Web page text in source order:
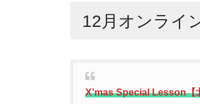
12月オンライ
X’mas Special Lesson【